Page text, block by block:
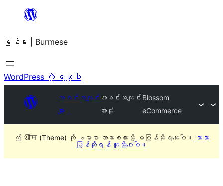
အကြောင်းအရာ
ကျော်သွား
ရန်
မြန်မာ | Burmese
WordPress ကို ရယူပါ
အခင်းအကျင်း
များ
အခင်းအကျင်း
အားလုံး
Blossom
eCommerce
ဤ थीम (Theme) ကို ဗမာစာ ဘာသာစကားသို့ မပြန်ဆိုရသေးပါ။
ဘာသာ
ပြန်ဆိုရန် ကူညီပေးပါ။